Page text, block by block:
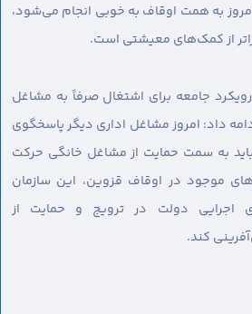
به همت اوقاف به خوبی انجام می‌شود،
از کمک‌های معیشتی است.
جامعه برای اشتغال صرفاً به مشاغل
داد: امروز مشاغل اداری دیگر پاسخگوی
به سمت حمایت از مشاغل خانگی حرکت
موجود در اوقاف قزوین، این سازمان
اجرایی دولت در ترویج و حمایت از
کند.